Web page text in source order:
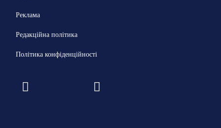
Реклама
Редакційна політика
Політика конфіденційності